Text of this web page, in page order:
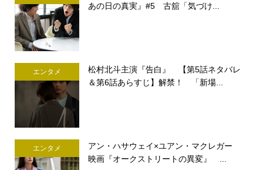
あの日の真実』#5 古舘「気づけ...
エンタメ
松村北斗主演『告白』 【第5話ネタバレ
＆第6話あらすじ】解禁！ 「新場...
エンタメ
アン・ハサウェイ×ユアン・マクレガー
映画『オークストリートの異変』 ...